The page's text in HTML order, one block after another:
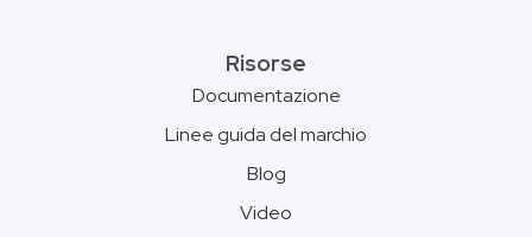
Risorse
Documentazione
Linee guida del marchio
Blog
Video